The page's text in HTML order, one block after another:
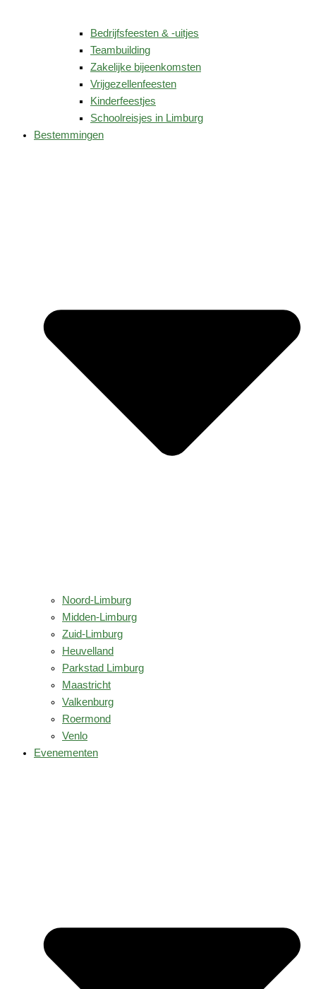
Bedrijfsfeesten & -uitjes
Teambuilding
Zakelijke bijeenkomsten
Vrijgezellenfeesten
Kinderfeestjes
Schoolreisjes in Limburg
Bestemmingen
Noord-Limburg
Midden-Limburg
Zuid-Limburg
Heuvelland
Parkstad Limburg
Maastricht
Valkenburg
Roermond
Venlo
Evenementen